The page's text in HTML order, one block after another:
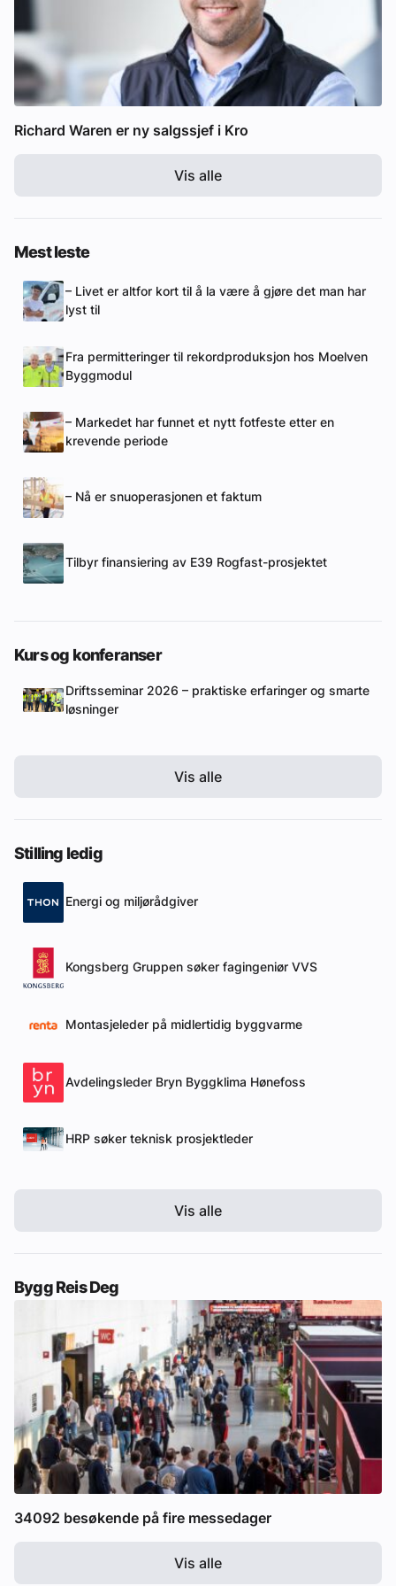
Richard Waren er ny salgssjef i Kro
Vis alle
Mest leste
– Livet er altfor kort til å la være å gjøre det man har
lyst til
Fra permitteringer til rekordproduksjon hos Moelven
Byggmodul
– Markedet har funnet et nytt fotfeste etter en
krevende periode
– Nå er snuoperasjonen et faktum
Tilbyr finansiering av E39 Rogfast-prosjektet
Kurs og konferanser
Driftsseminar 2026 – praktiske erfaringer og smarte
løsninger
Vis alle
Stilling ledig
Energi og miljørådgiver
Kongsberg Gruppen søker fagingeniør VVS
Montasjeleder på midlertidig byggvarme
Avdelingsleder Bryn Byggklima Hønefoss
HRP søker teknisk prosjektleder
Vis alle
Bygg Reis Deg
34092 besøkende på fire messedager
Vis alle